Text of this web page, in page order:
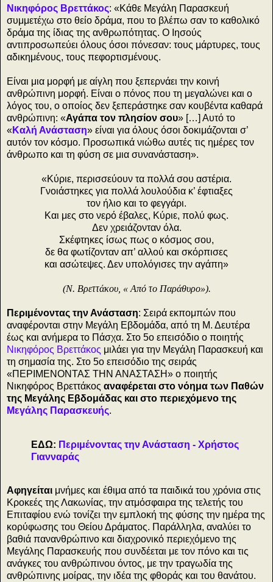
Νικηφόρος Βρεττάκος: «Κάθε Μεγάλη Παρασκευή
συμμετέχω στο θείο δράμα, που το βλέπω σαν το καθολικό
δράμα της ίδιας της ανθρωπότητας. Ο Ιησούς
αντιπροσωπεύει όλους όσοι πόνεσαν: τους μάρτυρες, τους
αδικημένους, τους πεφορτισμένους.
Είναι μια μορφή με αίγλη που ξεπερνάει την κοινή
ανθρώπινη μορφή. Είναι ο πόνος που τη μεγαλώνει και ο
λόγος του, ο οποίος δεν ξεπεράστηκε σαν κουβέντα καθαρά
ανθρώπινη: «Αγάπα τον πλησίον σου» […] Αυτό το
«Καλή Ανάσταση» είναι για όλους όσοι δοκιμάζονται σ’
αυτόν τον κόσμο. Προσωπικά νιώθω αυτές τις ημέρες τον
άνθρωπο και τη φύση σε μια συνανάσταση».
«Κύριε, περισσεύουν τα πολλά σου αστέρια.
Γνοιάστηκες για πολλά λουλούδια κ’ έφτιαξες
τον ήλιο και το φεγγάρι.
Και μες στο νερό έβαλες, Κύριε, πολύ φως.
Δεν χρειάζονταν όλα.
Σκέφτηκες ίσως πως ο κόσμος σου,
δε θα φωτίζονταν απ’ αλλού και σκόρπισες
και ασώτεψες. Δεν υπολόγισες την αγάπη»
(Ν. Βρεττάκου, « Από το Παράθυρο»).
Περιμένοντας την Ανάσταση: Σειρά εκπομπών που
αναφέρονται στην Μεγάλη Εβδομάδα, από τη Μ. Δευτέρα
έως και ανήμερα το Πάσχα. Στο 5ο επεισόδιο ο ποιητής
Νικηφόρος Βρεττάκος μιλάει για την Μεγάλη Παρασκευή και
τη σημασία της. Στο 5ο επεισόδιο της σειράς
«ΠΕΡΙΜΕΝΟΝΤΑΣ ΤΗΝ ΑΝΑΣΤΑΣΗ» ο ποιητής
Νικηφόρος Βρεττάκος αναφέρεται στο νόημα των Παθών
της Μεγάλης Εβδομάδας και στο περιεχόμενο της
Μεγάλης Παρασκευής.
ΕΔΩ: Περιμένοντας την Ανάσταση - Χρήστος
Γιανναράς
Αφηγείται μνήμες και έθιμα από τα παιδικά του χρόνια στις
Κροκεές της Λακωνίας, την ατμόσφαιρα της τελετής του
Επιταφίου ενώ τονίζει την εμπλοκή της φύσης την ημέρα της
κορύφωσης του Θείου Δράματος. Παράλληλα, αναλύει το
βαθιά πανανθρώπινο και διαχρονικό περιεχόμενο της
Μεγάλης Παρασκευής που συνδέεται με τον πόνο και τις
ανάγκες του ανθρώπινου όντος, με την τραγωδία της
ανθρώπινης μοίρας, την ιδέα της φθοράς και του θανάτου.